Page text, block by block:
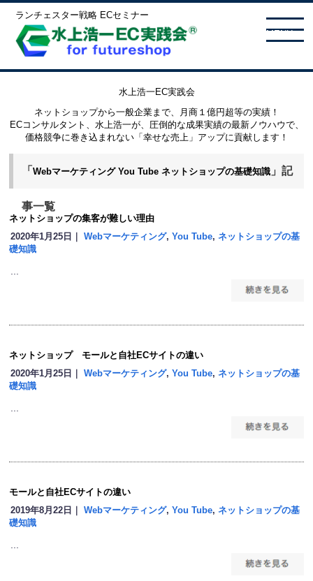
ランチェスター戦略 ECセミナー
MENU
水上浩一EC実践会
ネットショップから一般企業まで、月商１億円超等の実績！
ECコンサルタント、水上浩一が、圧倒的な成果実績の最新ノウハウで、
価格競争に巻き込まれない「幸せな売上」アップに貢献します！
「Webマーケティング You Tube ネットショップの基礎知識 」記
事一覧
ネットショップの集客が難しい理由
2020年1月25日｜
Webマーケティング,You Tube,ネットショップの基
礎知識
ネットショップ モールと自社ECサイトの違い
2020年1月25日｜
Webマーケティング,You Tube,ネットショップの基
礎知識
モールと自社ECサイトの違い
2019年8月22日｜
Webマーケティング,You Tube,ネットショップの基
礎知識